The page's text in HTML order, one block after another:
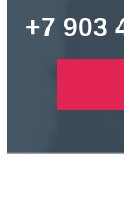
+7 903